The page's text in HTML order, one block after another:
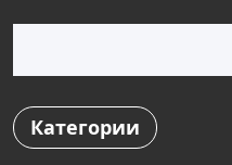
Категории